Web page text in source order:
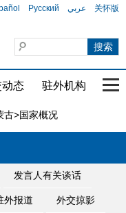
Русский عربي 关怀版
态 驻外机构 国
古>国家概况
发言人有关谈话
外报道 外交掠影